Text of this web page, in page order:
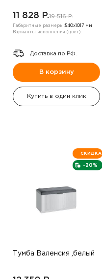
11 828 P.19 516 P.
Габаритные размеры:540х1017 мм
Варианты исполнения (цвет):
Доставка по РФ.
В корзину
Купить в один клик
-20%
СКИДКА
Тумба Валенсия ,белый